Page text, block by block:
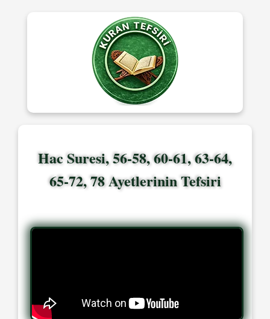
Hac Suresi, 56-58, 60-61, 63-64,
65-72, 78 Ayetlerinin Tefsiri